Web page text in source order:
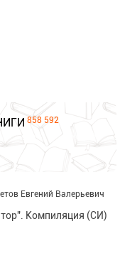
858 592
Евгений Валерьевич
Компиляция (СИ)